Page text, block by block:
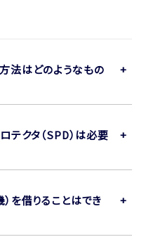
法はどのようなもの
テクタ（SPD）は必要
を借りることはでき